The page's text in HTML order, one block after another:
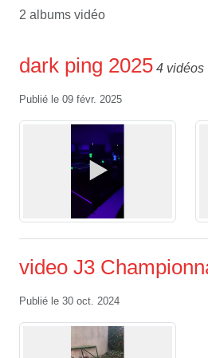
2 albums vidéo
dark ping 2025 4 vidéos
Publié le 09 févr. 2025
video J3
Publié le 30 oct. 2024